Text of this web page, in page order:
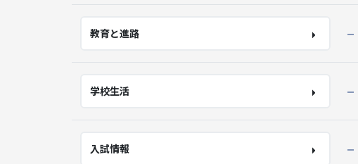
教育と進路
学校生活
入試情報